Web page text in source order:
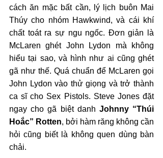
cách ăn mặc bất cần, lý lịch buôn Mai
Thúy cho nhóm Hawkwind, và cái khí
chất toát ra sự ngu ngốc. Đơn giản là
McLaren ghét John Lydon mà không
hiểu tại sao, và hình như ai cũng ghét
gã như thế. Quá chuẩn để McLaren gọi
John Lydon vào thử giọng và trở thành
ca sĩ cho Sex Pistols. Steve Jones đặt
ngay cho gã biệt danh Johnny “Thúi
Hoắc” Rotten, bởi hàm răng không cần
hỏi cũng biết là không quen dùng bàn
chải.